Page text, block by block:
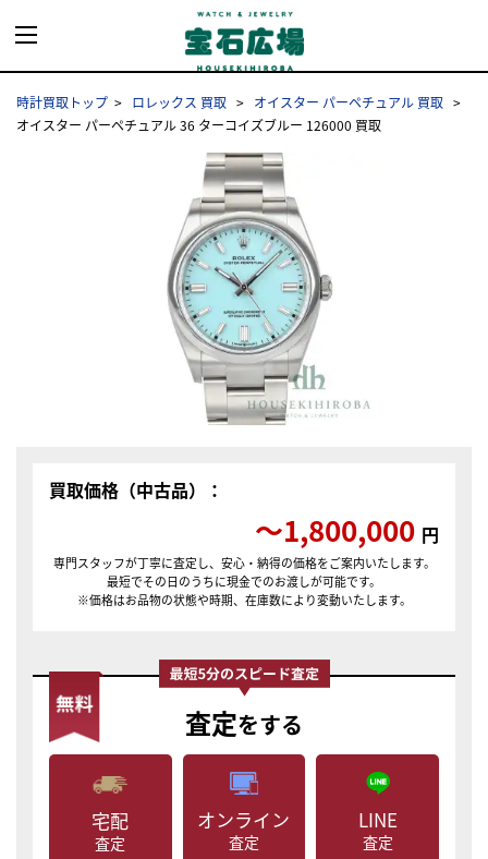
時計買取トップ ロレックス 買取
オイスター パーペチュアル 買取
オイスター パーペチュアル 36 ターコイズブルー 126000 買取
買取価格（中古品）：
〜1,800,000 円
専門スタッフが丁寧に査定し、安心・納得の価格をご案内いたします。
最短でその日のうちに現金でのお渡しが可能です。
※価格はお品物の状態や時期、在庫数により変動いたします。
査定をする
宅配
査定
オンライン
査定
LINE
査定